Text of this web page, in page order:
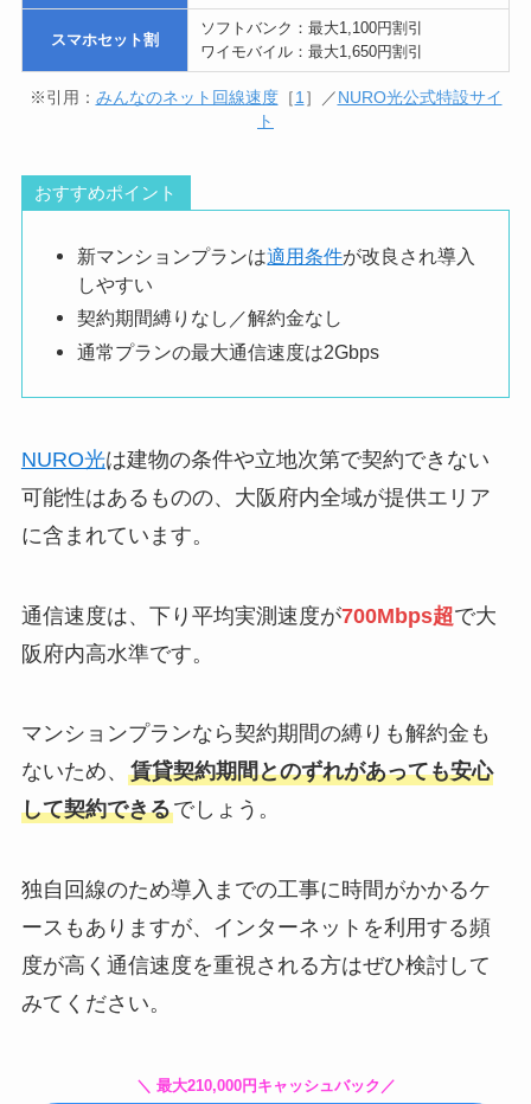
スマホセット割
ソフトバンク：最大1,100円割引
ワイモバイル：最大1,650円割引
※引用： みんなのネット回線速度［1 ］／NURO光公式特設サイ
ト
おすすめポイント
新マンションプランは適用条件が改良され導入
しやすい
契約期間縛りなし／解約金なし
通常プランの最大通信速度は2Gbps
NURO光は建物の条件や立地次第で契約できない
可能性はあるものの、大阪府内全域が提供エリア
に含まれています。
通信速度は、下り平均実測速度が700Mbps超で大
阪府内高水準です。
マンションプランなら契約期間の縛りも解約金も
ないため、 賃貸契約期間とのずれがあっても安心
して契約できるでしょう。
独自回線のため導入までの工事に時間がかかるケ
ースもありますが、インターネットを利用する頻
度が高く通信速度を重視される方はぜひ検討して
みてください。
＼ 最大210,000円キャッシュバック／